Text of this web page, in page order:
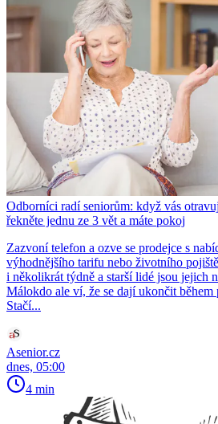
Odborníci radí seniorům: když vás
řekněte jednu ze 3 vět a máte pokoj
Zazvoní telefon a ozve se prodejce s
výhodnějšího tarifu nebo životního
i několikrát týdně a starší lidé jsou jejich
Málokdo ale ví, že se dají ukončit během
Stačí...
Asenior.cz
dnes, 05:00
4 min